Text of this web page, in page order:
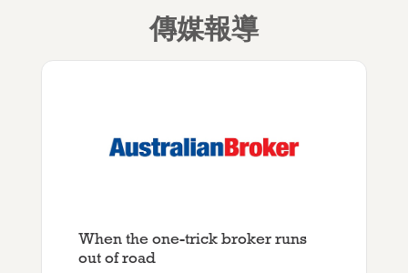
傳媒報導
When the one-trick broker runs
out of road